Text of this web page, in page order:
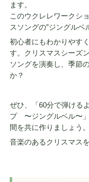
ます。
このウクレレワークシ
スソングの”ジングルベ
初心者にもわかりやす
す。クリスマスシーズ
ソングを演奏し、季節
か？
ぜひ、「60分で弾ける
プ 〜ジングルベル〜
間を共に作りましょう。
音楽のあるクリスマス